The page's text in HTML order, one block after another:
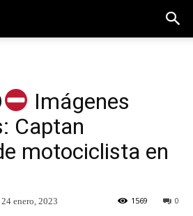
Imágenes
Captan
motociclista en
24 enero, 2023 0
1569